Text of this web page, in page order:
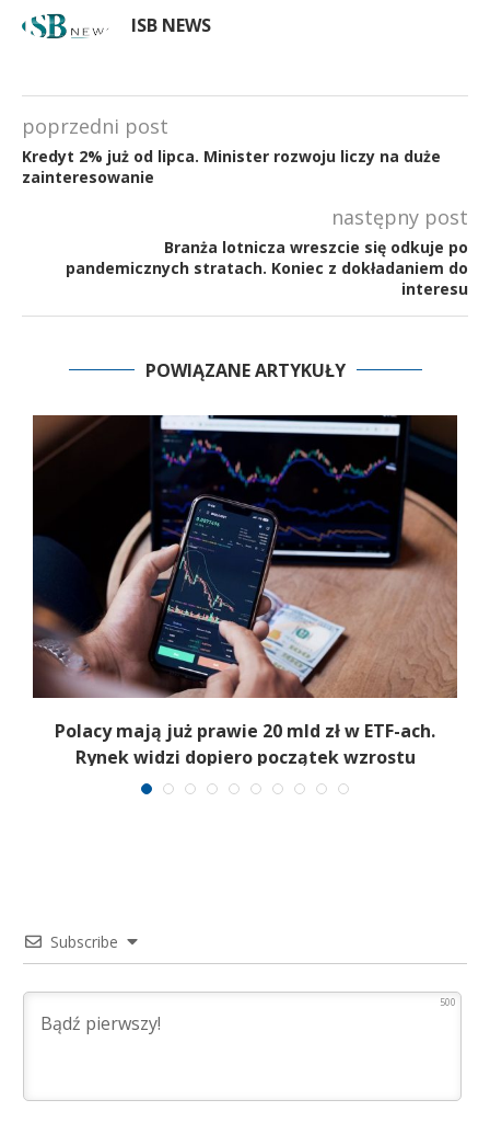
ISB NEWS
poprzedni post
Kredyt 2% już od lipca. Minister rozwoju liczy na duże
zainteresowanie
następny post
Branża lotnicza wreszcie się odkuje po
pandemicznych stratach. Koniec z dokładaniem do
interesu
POWIĄZANE ARTYKUŁY
Polacy mają już prawie 20 mld zł w ETF-ach.
Rynek widzi dopiero początek wzrostu
Subscribe
500